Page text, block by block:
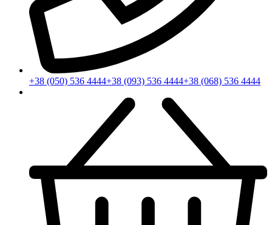
+38 (050) 536 4444+38 (093) 536 4444+38 (068) 536 4444